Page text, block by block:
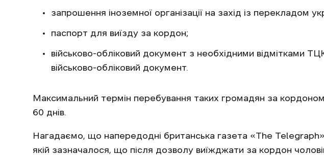
запрошення іноземної організації на захід із перекладом
паспорт для виїзду за кордон;
військово-обліковий документ з необхідними відмітками
військово-обліковий документ.
Максимальний термін перебування таких громадян за
60 днів.
Нагадаємо, що напередодні британська газета «The Telegraph»
якій зазначалося, що після дозволу виїжджати за кордон